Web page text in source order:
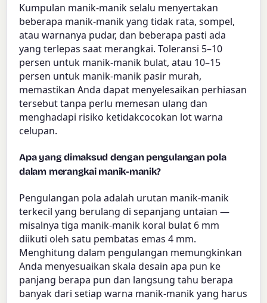
Kumpulan manik-manik selalu menyertakan
beberapa manik-manik yang tidak rata, sompel,
atau warnanya pudar, dan beberapa pasti ada
yang terlepas saat merangkai. Toleransi 5–10
persen untuk manik-manik bulat, atau 10–15
persen untuk manik-manik pasir murah,
memastikan Anda dapat menyelesaikan perhiasan
tersebut tanpa perlu memesan ulang dan
menghadapi risiko ketidakcocokan lot warna
celupan.
Apa yang dimaksud dengan pengulangan pola
dalam merangkai manik-manik?
Pengulangan pola adalah urutan manik-manik
terkecil yang berulang di sepanjang untaian —
misalnya tiga manik-manik koral bulat 6 mm
diikuti oleh satu pembatas emas 4 mm.
Menghitung dalam pengulangan memungkinkan
Anda menyesuaikan skala desain apa pun ke
panjang berapa pun dan langsung tahu berapa
banyak dari setiap warna manik-manik yang harus